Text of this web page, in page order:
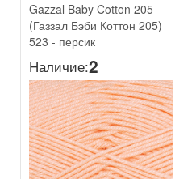
Gazzal Baby Cotton 205
(Газзал Бэби Коттон 205)
523 - персик
Наличие:2